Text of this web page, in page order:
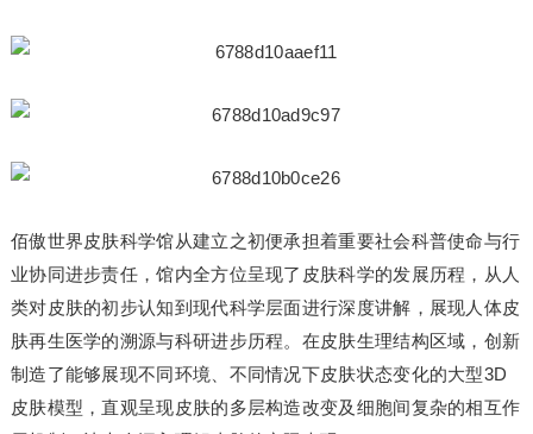
佰傲世界皮肤科学馆从建立之初便承担着重要社会科普使命与行
业协同进步责任，馆内全方位呈现了皮肤科学的发展历程，从人
类对皮肤的初步认知到现代科学层面进行深度讲解，展现人体皮
肤再生医学的溯源与科研进步历程。在皮肤生理结构区域，创新
制造了能够展现不同环境、不同情况下皮肤状态变化的大型3D
皮肤模型，直观呈现皮肤的多层构造改变及细胞间复杂的相互作